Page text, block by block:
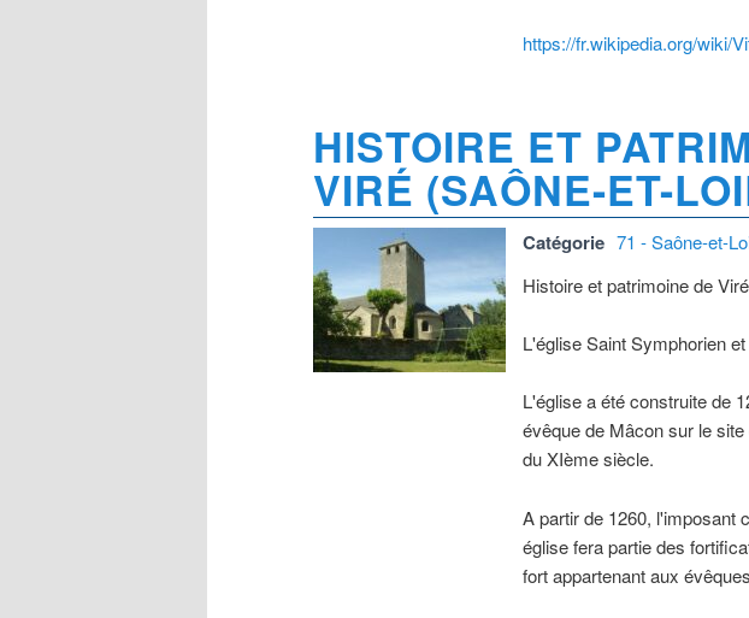
https://fr.wikipedia.org/wiki/
HISTOIRE ET
VIRÉ (SAÔNE-ET-
Catégorie 71 - Saône-et-
Histoire et patrimoine de
L'église Saint Symphorien
L'église a été construite de
évêque de Mâcon sur le
du XIème siècle.
A partir de 1260, l'imposant
église fera partie des
fort appartenant aux